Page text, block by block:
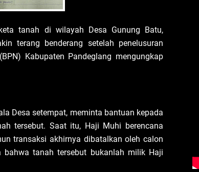
tanah di wilayah Desa Gunung Batu,
terang benderang setelah penelusuran
Kabupaten Pandeglang mengungkap
Desa setempat, meminta bantuan kepada
tersebut. Saat itu, Haji Muhi berencana
transaksi akhirnya dibatalkan oleh calon
tanah tersebut bukanlah milik Haji